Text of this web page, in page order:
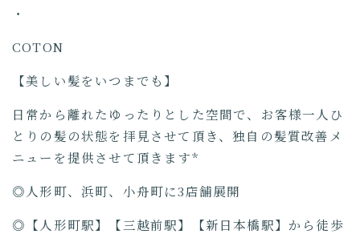
・
COTON
【美しい髪をいつまでも】
日常から離れたゆったりとした空間で、お客様一人ひ
とりの髪の状態を拝見させて頂き、独自の髪質改善メ
ニューを提供させて頂きます*
◎人形町、浜町、小舟町に3店舗展開
◎【人形町駅】【三越前駅】【新日本橋駅】から徒歩